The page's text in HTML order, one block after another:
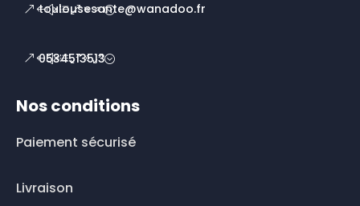
toulousesante@wanadoo.fr
0534513513
Nos conditions
Paiement sécurisé
Livraison